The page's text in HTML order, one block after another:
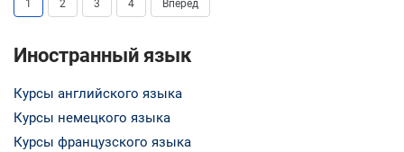
1 2 3 4 Вперед
Иностранный язык
Курсы английского языка
Курсы немецкого языка
Курсы французского языка